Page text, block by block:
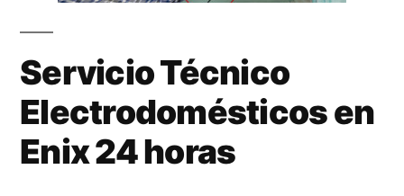
Servicio Técnico
Electrodomésticos en
Enix 24 horas